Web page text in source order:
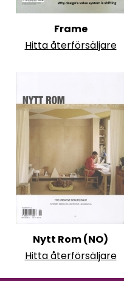
Frame
Hitta återförsäljare
Nytt Rom (NO)
Hitta återförsäljare